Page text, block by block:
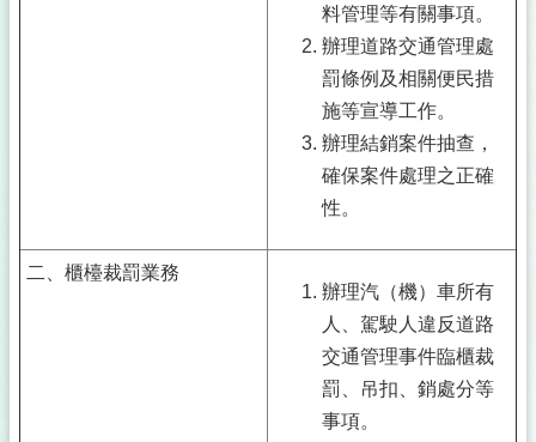
料管理等有關事項。
辦理道路交通管理處
罰條例及相關便民措
施等宣導工作。
辦理結銷案件抽查，
確保案件處理之正確
性。
二、櫃檯裁罰業務
辦理汽（機）車所有
人、駕駛人違反道路
交通管理事件臨櫃裁
罰、吊扣、銷處分等
事項。